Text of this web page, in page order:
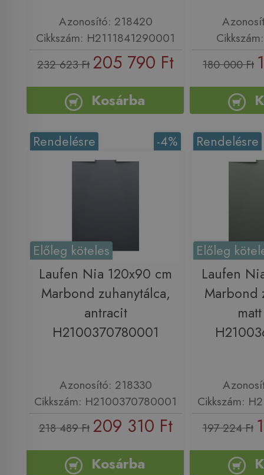
Azonosító: 218420
Cikkszám: H2111841290001
232 623 Ft 205 790 Ft
Kosárba
180 000 Ft
-4%
Rendelésre
Előleg köteles
Laufen Nia 120x90 cm
Marbond zuhanytálca,
antracit
H2100370780001
Azonosító: 218330
Cikkszám: H2100370780001
218 489 Ft 209 310 Ft
Kosárba
Rendelésre
Előleg
Laufen
Marbond
Cikkszám:
197 224 Ft